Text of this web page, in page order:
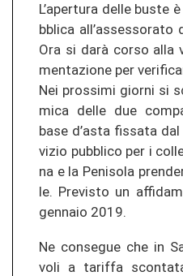
L’aper­tu­ra delle buste
bbli­ca all’as­ses­so­ra­to
Ora si darà corso alla
men­ta­zio­ne per
Nei pros­si­mi gior­ni si
mi­ca delle due
base d’asta fis­sa­ta
vi­zio pu­bbli­co per i
na e la Pe­ni­so­la
le. Pre­vis­to un
gen­naio 2019.
Ne consegue che in
voli a ta­rif­fa